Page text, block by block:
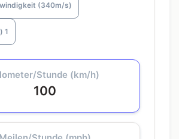
(340m/s)
1
Stunde (km/h)
100